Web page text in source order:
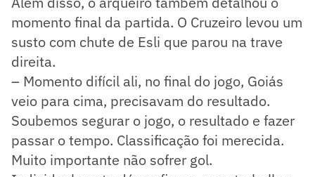
momento final da partida. O Cruzeiro levou um
susto com chute de Esli que parou na trave
direita.
– Momento difícil ali, no final do jogo, Goiás
veio para cima, precisavam do resultado.
Soubemos segurar o jogo, o resultado e fazer
passar o tempo. Classificação foi merecida.
Muito importante não sofrer gol.